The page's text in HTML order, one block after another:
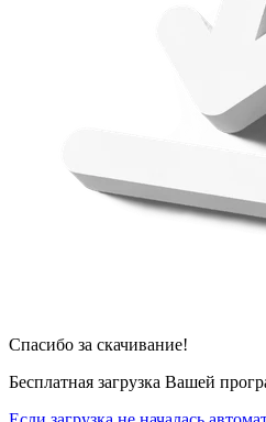
Спасибо за скачивание!
Бесплатная загрузка Вашей